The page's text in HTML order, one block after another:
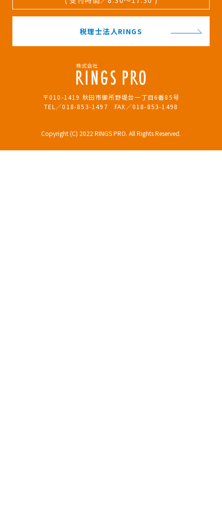
税理士法人RINGS
〒010-1419 秋田市御所野堤台一丁目6番85号
TEL／018-853-1497 FAX／018-853-1498
Copyright (C) 2022 RINGS PRO. All Rights Reserved.